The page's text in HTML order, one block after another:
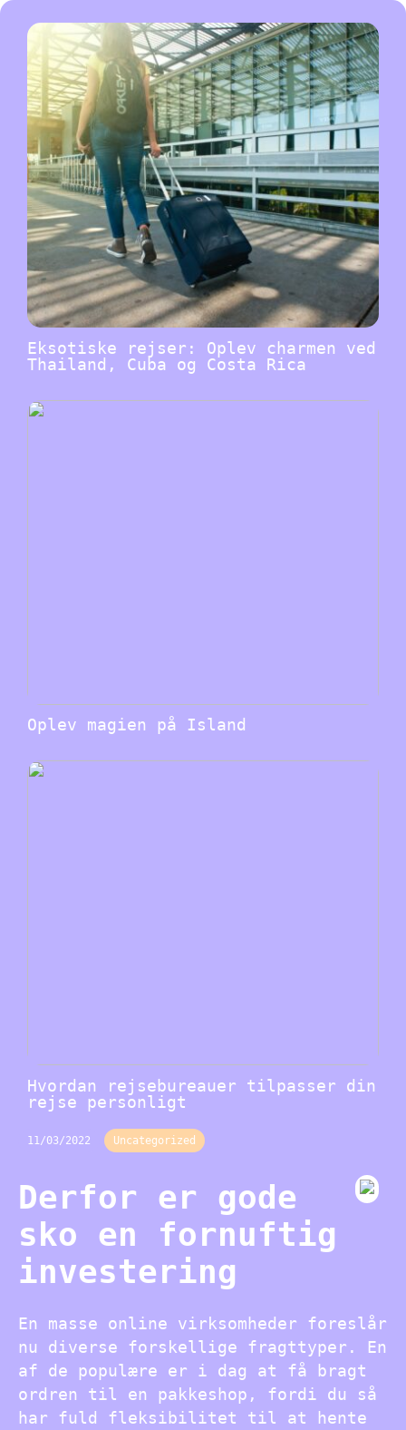
Eksotiske rejser: Oplev charmen ved
Thailand, Cuba og Costa Rica
Oplev magien på Island
Hvordan rejsebureauer tilpasser din
rejse personligt
11/03/2022 Uncategorized
Derfor er gode
sko en fornuftig
investering
En masse online virksomheder foreslår
nu diverse forskellige fragttyper. En
af de populære er i dag at få bragt
ordren til en pakkeshop, fordi du så
har fuld fleksibilitet til at hente